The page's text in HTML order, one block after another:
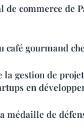
de commerce de
café gourmand
la gestion de
en
médaille de